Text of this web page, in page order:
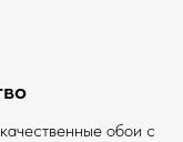
обои с